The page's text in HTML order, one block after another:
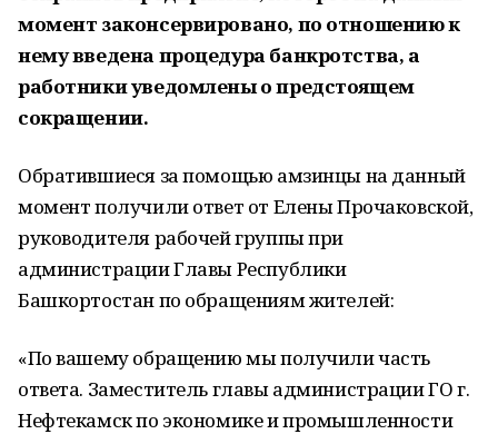
момент законсервировано, по отношению к
нему введена процедура банкротства, а
работники уведомлены о предстоящем
сокращении.
Обратившиеся за помощью амзинцы на данный
момент получили ответ от Елены Прочаковской,
руководителя рабочей группы при
администрации Главы Республики
Башкортостан по обращениям жителей:
«По вашему обращению мы получили часть
ответа. Заместитель главы администрации ГО г.
Нефтекамск по экономике и промышленности